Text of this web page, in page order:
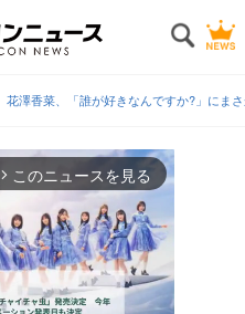
花澤香菜、「誰が好きなんですか?」に
arrow_forward_ios このニュースを見る